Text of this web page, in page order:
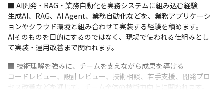
■ AI開発・RAG・業務自動化を実務システムに組み込む経験
生成AI、RAG、AI Agent、業務自動化などを、業務アプリケーシ
ョンやクラウド環境と組み合わせて実装する経験を積めます。
AIそのものを目的にするのではなく、現場で使われる仕組みとし
て実装・運用改善まで関われます。
■ 技術理解を強みに、チームを支えながら成果を導ける
コードレビュー、設計レビュー、技術相談、若手支援、開発プロ
セス改善などを通じて、チーム全体の技術力向上に関われます。